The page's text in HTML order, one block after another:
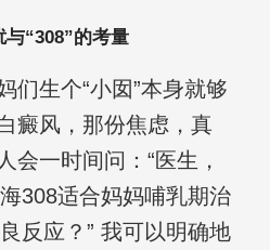
“308”的考量
们生个“小囡”本身就够
癜风，那份焦虑，真
会一时间问：“医生，
308适合妈妈哺乳期治
反应？” 我可以明确地